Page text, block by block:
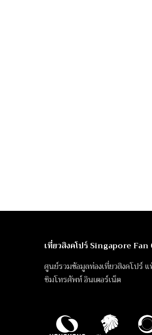
เที่ยวสิงคโปร์ Singapore Fan
ศูนย์รวมข้อมูลท่องเที่ยวสิงคโปร์
ซิมโทรศัพท์ อินเตอร์เน็ต